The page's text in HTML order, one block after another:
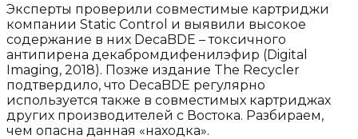
Эксперты проверили совместимые картриджи
компании Static Control и выявили высокое
содержание в них DecaBDE – токсичного
антипирена декабромдифенилэфир (Digital
Imaging, 2018). Позже издание The Recycler
подтвердило, что DecaBDE регулярно
используется также в совместимых картриджах
других производителей с Востока. Разбираем,
чем опасна данная «находка».